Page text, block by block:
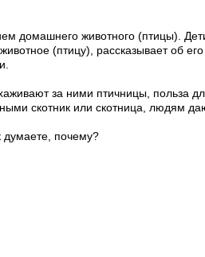
домашнего животного (птицы).
(птицу), рассказывает об
за ними птичницы, польза
скотник или скотница, людям
думаете, почему?